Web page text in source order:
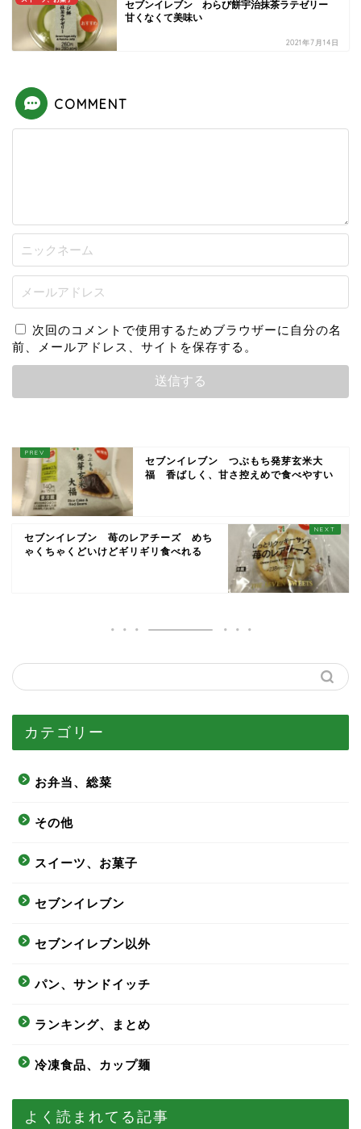
セブンイレブン わらび餅宇治抹茶ラテゼリー
甘くなくて美味い
2021年7月14日
COMMENT
次回のコメントで使用するためブラウザーに自分の名
前、メールアドレス、サイトを保存する。
セブンイレブン つぶもち発芽玄米大
福 香ばしく、甘さ控えめで食べやすい
セブンイレブン 苺のレアチーズ めち
ゃくちゃくどいけどギリギリ食べれる
カテゴリー
お弁当、総菜
その他
スイーツ、お菓子
セブンイレブン
セブンイレブン以外
パン、サンドイッチ
ランキング、まとめ
冷凍食品、カップ麺
よく読まれてる記事